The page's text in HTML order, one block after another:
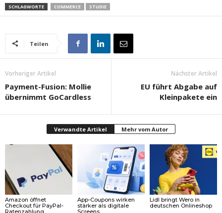
SCHLAGWORTE COMMERCE STUDIE
Teilen
Vorheriger Artikel
Payment-Fusion: Mollie
übernimmt GoCardless
Nächster Artikel
EU führt Abgabe auf
Kleinpakete ein
Verwandte Artikel Mehr vom Autor
Amazon öffnet
Checkout für PayPal-
Ratenzahlung
App-Coupons wirken
stärker als digitale
Screens
Lidl bringt Wero in
deutschen Onlineshop